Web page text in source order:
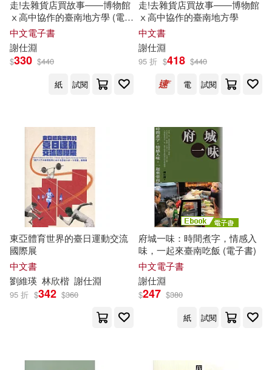
走!去雜貨店買故事――博物館
ⅹ高中協作的臺南地方學 (電子
書)
中文電子書
謝仕淵
$330 $440
紙
試閱
走!去雜貨店買故事――博物館
ⅹ高中協作的臺南地方學
中文書
謝仕淵
95 折 $418 $440
電
試閱
東亞體育世界的臺日運動交流
國際展
中文書
劉維瑛 林欣楷 謝仕淵
95 折 $342 $360
府城一味：時間煮字，情感入
味，一起來臺南吃飯 (電子書)
中文電子書
謝仕淵
$247 $380
紙
試閱